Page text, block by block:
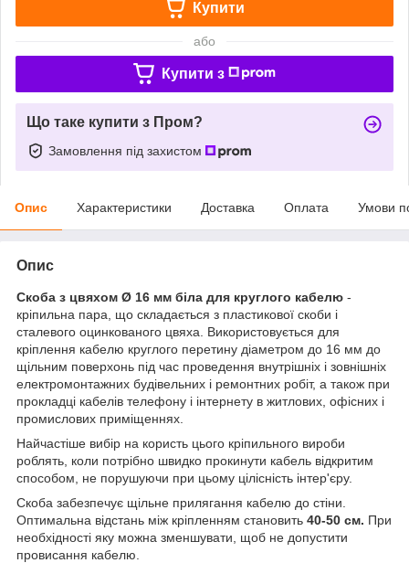
Купити
або
Купити з
Що таке купити з Пром?
Замовлення під захистом
Опис Характеристики Доставка Оплата Умови
Опис
Скоба з цвяхом Ø 16 мм біла для круглого кабелю -
кріпильна пара, що складається з пластикової скоби і
сталевого оцинкованого цвяха. Використовується для
кріплення кабелю круглого перетину діаметром до 16 мм до
щільним поверхонь під час проведення внутрішніх і зовнішніх
електромонтажних будівельних і ремонтних робіт, а також при
прокладці кабелів телефону і інтернету в житлових, офісних і
промислових приміщеннях.
Найчастіше вибір на користь цього кріпильного вироби
роблять, коли потрібно швидко прокинути кабель відкритим
способом, не порушуючи при цьому цілісність інтер'єру.
Скоба забезпечує щільне прилягання кабелю до стіни.
Оптимальна відстань між кріпленням становить 40-50 см. При
необхідності яку можна зменшувати, щоб не допустити
провисання кабелю.